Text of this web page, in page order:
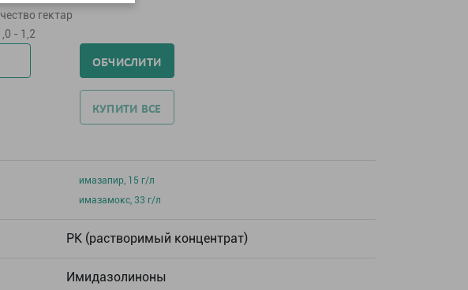
гектар
- 1,2
ОБЧИСЛИТИ
КУПИТИ ВСЕ
имазапир, 15 г/л
имазамокс, 33 г/л
РК (растворимый концентрат)
Имидазолиноны